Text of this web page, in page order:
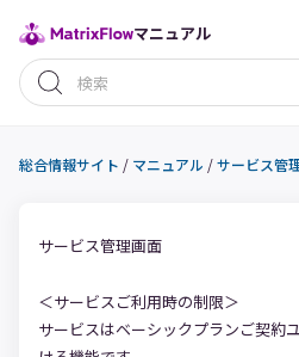
マニュアル
総合情報サイト / マニュアル /サービス管
サービス管理画面
＜サービスご利用時の制限＞
サービスはベーシックプランご契約